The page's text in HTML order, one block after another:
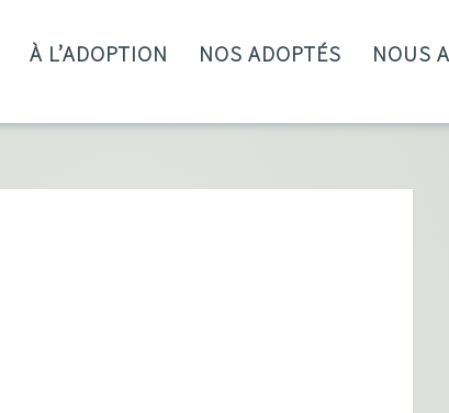
À L’ADOPTION NOS ADOPTÉS NOUS